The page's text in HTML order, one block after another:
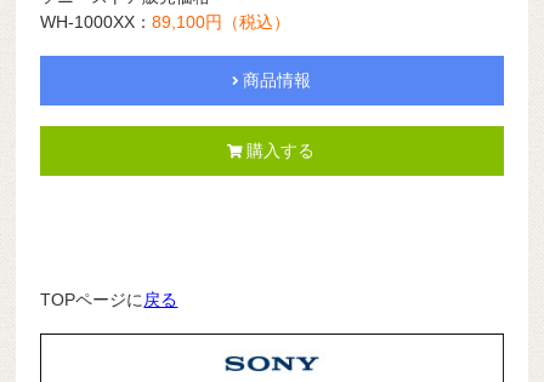
WH-1000XX：89,100円（税込）
商品情報
購入する
TOPページに戻る